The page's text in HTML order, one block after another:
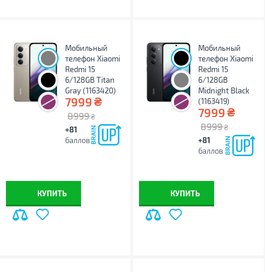
Мобильный
телефон Xiaomi
Redmi 15
6/128GB Titan
Gray (1163420)
7999₴
8999 ₴
+81
баллов
КУПИТЬ
Мобильный
телефон Xiaomi
Redmi 15
6/128GB
Midnight Black
(1163419)
7999₴
8999 ₴
+81
баллов
КУПИТЬ